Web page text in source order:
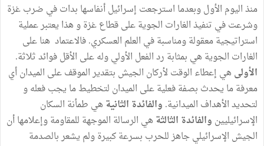
منذ اليوم الأول وبعدما استرجعت إسرائيل أنفاسها بدات في ضرب غزة
وشرعت في تنفيذ الغارات الجوية على قطاع غزة و هذا يعتبر عملية
استراتيجية معقولة ومناسبة في العلم العسكري. فالاعتماد هنا على
الغارات الجوية هي بمثابة رد الفعل الأولي وله على الأقل فوائد ثلاثة.
الأولى هي إعطاء الوقت لأركان الجيش بتقدير الموقف على الميدان أي
معرفة ما يحدث بصفة فعلية على الميدان لتخطيط ما يجب فعله و
لتحديد الأهداف الميدانية. والفائدة الثانية هي طمأنة السكان
الإسرائيليين والفائدة الثالثة هي الرسالة الموجهة للمقاومة وإعلامها أن
الجيش الإسرائيلي جاهز للحرب بسرعة كبيرة ولم يشعر بالصدمة